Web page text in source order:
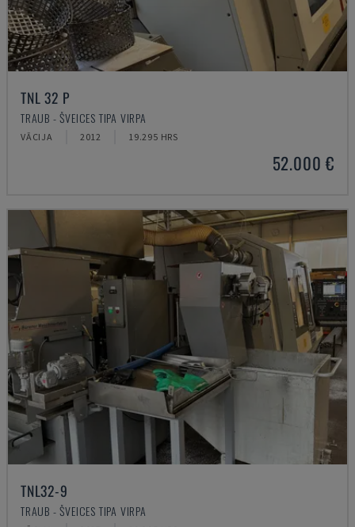
TNL 32 P
TRAUB - ŠVEICES TIPA VIRPA
VĀCIJA 2012 19.295 HRS
52.000 €
TNL32-9
TRAUB - ŠVEICES TIPA VIRPA